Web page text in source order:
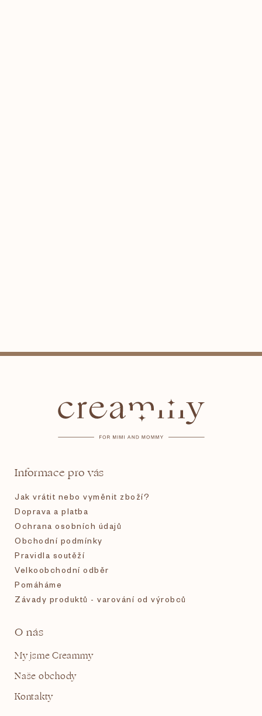
Informace pro vás
Jak vrátit nebo vyměnit zboží?
Doprava a platba
Ochrana osobních údajů
Obchodní podmínky
Pravidla soutěží
Velkoobchodní odběr
Pomáháme
Závady produktů - varování od výrobců
O nás
My jsme Creammy
Naše obchody
Kontakty